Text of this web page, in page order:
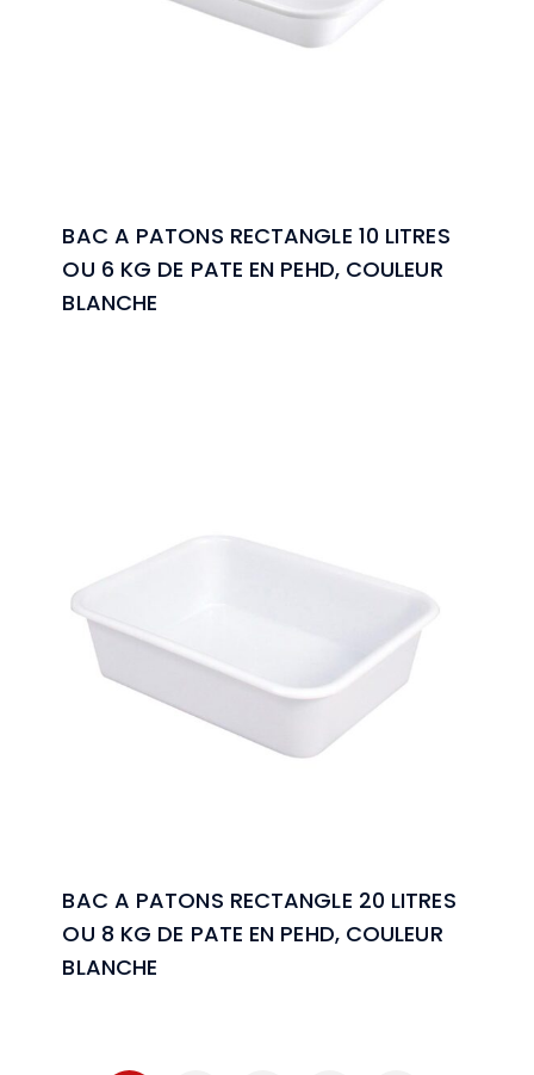
BAC A PATONS RECTANGLE 10 LITRES
OU 6 KG DE PATE EN PEHD, COULEUR
BLANCHE
BAC A PATONS RECTANGLE 20 LITRES
OU 8 KG DE PATE EN PEHD, COULEUR
BLANCHE